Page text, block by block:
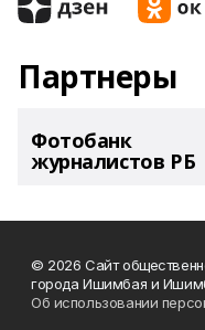
Партнеры
Фотобанк
журналистов РБ
© 2026 Сайт
города Ишимбая и
Об использовании